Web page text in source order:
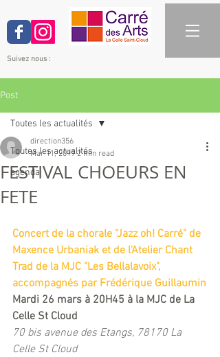
Suivez nous :
Post
Toutes les actualités
agenda
Toutes les actualités
FESTIVAL CHOEURS EN
FETE
direction356
Mar 11, 2019 2 min read
Concert de la chorale "Jazz oh! Carré" de
Maxence Urbaniak et de l'Atelier Chant
Trad de la MJC "Les Bellalavoix",
accompagnés par Frédérique Guillaumin
Mardi 26 mars à 20H45 à la MJC de La
Celle St Cloud
70 bis avenue des Etangs, 78170 La
Celle St Cloud